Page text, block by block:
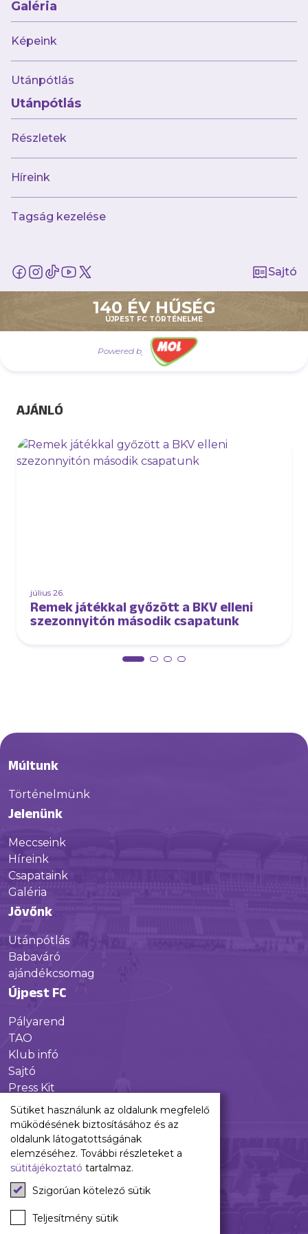
Galéria
Képeink
Utánpótlás
Utánpótlás
Részletek
Híreink
Tagság kezelése
Sajtó
140 ÉV HŰSÉG
ÚJPEST FC TÖRTÉNELME
Powered by
megvalósítani bizonyos dolgokat, szóval
a tavasz azzal telik, hogy magunk elé tudunk
válnunk.
– Jó focit játszó ETO Akadémia lesz az
győzelem nagy lökést adhatna?
a csapatot és hinni az elvégzett munkában,
elmozdulhatunk a kiesőzónából, szóval ez
melóztunk az elmúlt hét hétben, hogy sikerrel
vegyük az előttünk álló akadályokat.
AJÁNLÓ
július 26.
Remek játékkal győzött a BKV elleni
szezonnyitón második csapatunk
Múltunk
Történelmünk
Jelenünk
Meccseink
Híreink
Csapataink
Galéria
Jövőnk
Utánpótlás
Babaváró
ajándékcsomag
Újpest FC
Pályarend
TAO
Klub infó
Sajtó
Press Kit
Újpest FC Shop
Digitális felületeink
Facebook
Instagram
Tiktok
Youtube
Spotify
Sütiket használunk az oldalunk megfelelő
működésének biztosításához és az
oldalunk látogatottságának
elemzéséhez. További részleteket a
sütitájékoztató tartalmaz.
Szigorúan kötelező sütik
Teljesítmény sütik